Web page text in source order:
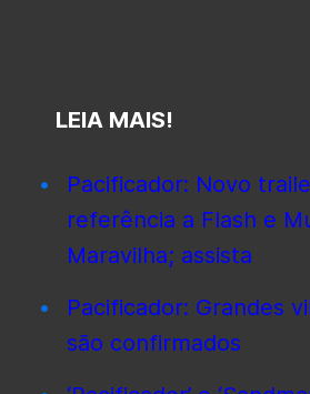
LEIA MAIS!
Pacificador: Novo
referência a Flash e
Maravilha; assista
Pacificador: Grandes
são confirmados